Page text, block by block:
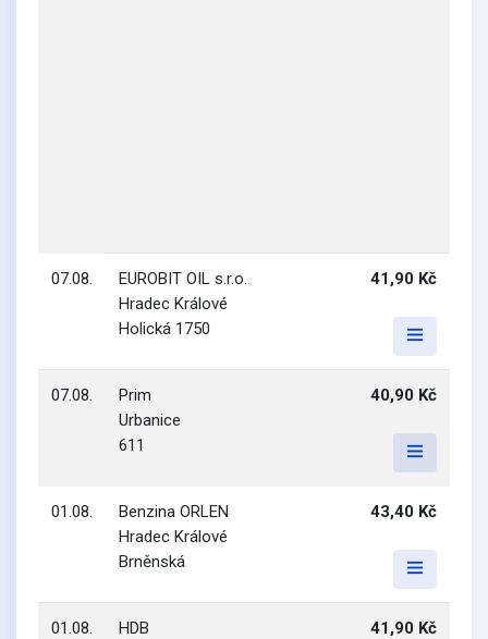
07.08.
EUROBIT OIL s.r.o.
Hradec Králové
Holická 1750
41,90 Kč
07.08.
Prim
Urbanice
611
40,90 Kč
01.08.
Benzina ORLEN
Hradec Králové
Brněnská
43,40 Kč
01.08.
HDB
41,90 Kč